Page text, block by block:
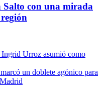
Salto con una mirada
Urroz asumió como
un doblete agónico para